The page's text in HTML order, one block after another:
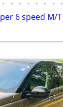
• • • • • • • •
6 speed M/T